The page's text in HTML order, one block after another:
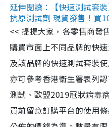
延伸閱讀：【快速測試套
抗原測試劑 現貨發售！買
<< 提提大家，各零售商發
購買市面上不同品牌的快
及該品牌的快速測試套裝
亦可參考香港衞生署表列
測試、歐盟2019冠狀病毒
買前留意訂購平台的使用